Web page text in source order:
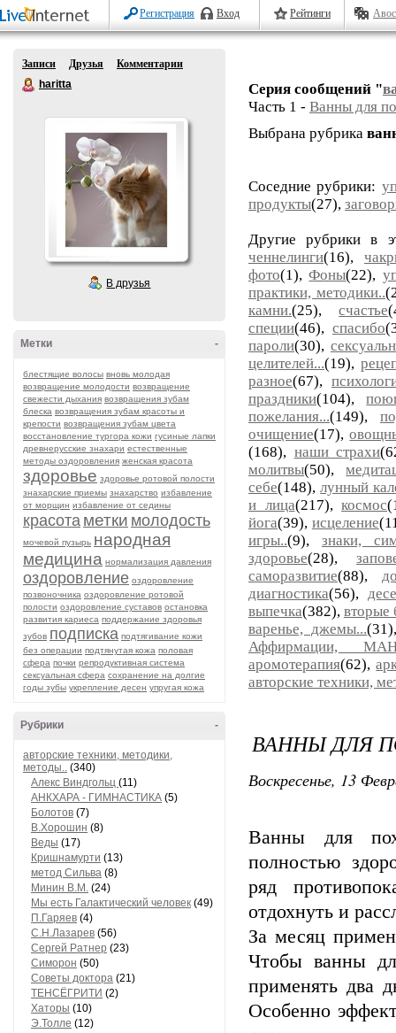
Регистрация Вход Рейтинги
Записи Друзья
Комментарии
haritta
В друзья
-
Метки
блестящие волосы вновь молодая
возвращение молодости возвращение
свежести дыхания возвращения зубам
блеска возвращения зубам красоты и
крепости возвращения зубам цвета
восстановление тургора кожи гусиные лапки
древнерусские знахари естественные
методы оздоровления женская красота
здоровье здоровье ротовой полости
знахарские приемы знахарство избавление
от морщин избавление от седины
красота метки молодость
мочевой пузырь народная
медицина нормализация давления
оздоровление оздоровление
позвоночника оздоровление ротовой
полости оздоровление суставов остановка
развития кариеса поддержание здоровья
зубов подписка подтягивание кожи
без операции подтянутая кожа половая
сфера почки репродуктивная система
сексуальная сфера сохранение на долгие
годы зубы укрепление десен упругая кожа
-
Рубрики
авторские техники, методики,
методы.. (340)
Алекс Виндгольц (11)
АНКХАРА - ГИМНАСТИКА (5)
Болотов (7)
В.Хорошин (8)
Веды (17)
Кришнамурти (13)
метод Сильва (8)
Минин В.М. (24)
Мы есть Галактический человек (49)
П.Гаряев (4)
С.Н.Лазарев (56)
Сергей Ратнер (23)
Симорон (50)
Советы доктора (21)
ТЕНСЁГРИТИ (2)
Хаторы (10)
Э.Толле (12)
Серия сообщений "
Часть 1 - Ванны для
Выбрана рубрика
Соседние рубрики:
продукты(27),
Другие рубрики в
ченнелинги(16),
фото(1),Фоны(22),
практики, методики..
камни.(25),счастье
специи(46), спасибо
пароли(30),
целителей...(19),
разное(67),
праздники(104),
пожелания...(149),
очищение(17),
(168), наши страхи
молитвы(50),
себе(148),лунный
и лица(217),космос
йога(39), исцеление
игры..(9), знаки,
здоровье(28),
саморазвитие(88),
диагностика(56),
выпечка(382), вторые
варенье, джемы...
Аффирмации,
аромотерапия(62),
авторские техники,
ВАННЫ ДЛЯ
Воскресенье, 13
Ванны для
полностью
ряд
отдохнуть и
За месяц
Чтобы ванны
применять два
Особенно